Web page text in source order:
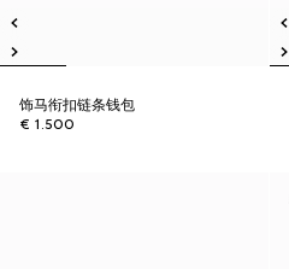
饰马衔扣链条钱包
€ 1.500